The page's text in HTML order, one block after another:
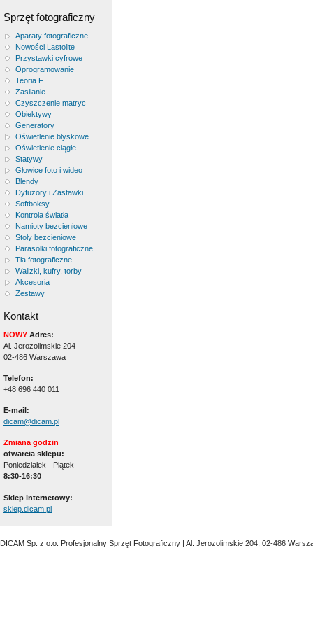
Sprzęt fotograficzny
Aparaty fotograficzne
Nowości Lastolite
Przystawki cyfrowe
Oprogramowanie
Teoria F
Zasilanie
Czyszczenie matryc
Obiektywy
Generatory
Oświetlenie błyskowe
Oświetlenie ciągłe
Statywy
Głowice foto i wideo
Blendy
Dyfuzory i Zastawki
Softboksy
Kontrola światła
Namioty bezcieniowe
Stoły bezcieniowe
Parasolki fotograficzne
Tła fotograficzne
Walizki, kufry, torby
Akcesoria
Zestawy
Kontakt
NOWY Adres:
Al. Jerozolimskie 204
02-486 Warszawa
Telefon:
+48 696 440 011
E-mail:
dicam@dicam.pl
Zmiana godzin
otwarcia sklepu:
Poniedziałek - Piątek
8:30-16:30
Sklep internetowy:
sklep.dicam.pl
DICAM Sp. z o.o. Profesjonalny Sprzęt Fotograficzny | Al. Jerozolimskie 204, 02-486